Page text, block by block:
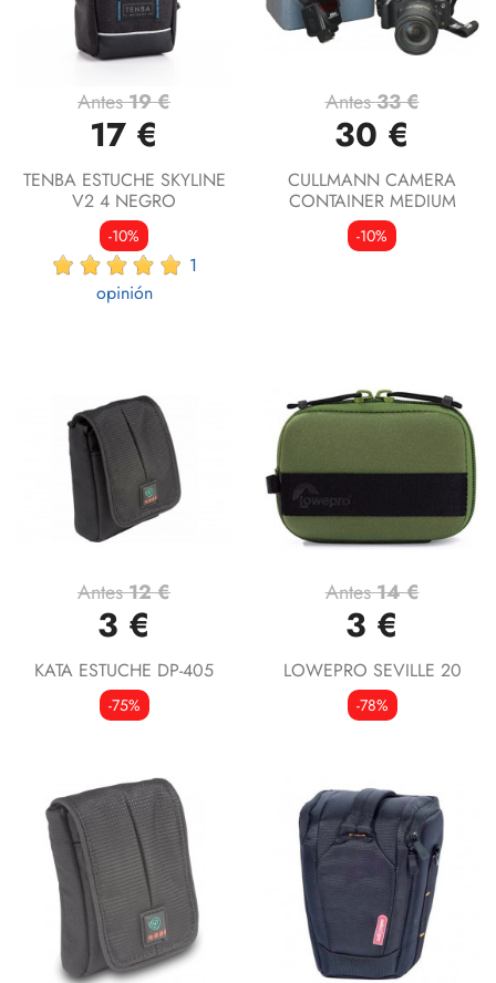
Antes19 €
17 €
TENBA ESTUCHE SKYLINE
V2 4 NEGRO
-10%
1
opinión
Antes33 €
30 €
CULLMANN CAMERA
CONTAINER MEDIUM
-10%
Antes12 €
3 €
KATA ESTUCHE DP-405
-75%
Antes14 €
3 €
LOWEPRO SEVILLE 20
-78%